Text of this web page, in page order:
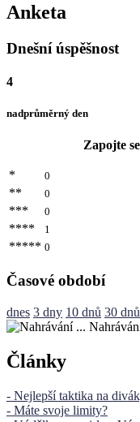
Anketa
Dnešní úspěšnost
4
nadprůměrný den
Zapojte
* 0
** 0
*** 0
**** 1
***** 0
Časové období
dnes 3 dny 10 dnů 30 dnů
Články
- Nejlepší taktika na
- Máte svoje limity?